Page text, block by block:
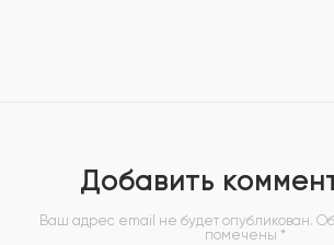
Добавить
Ваш адрес email не будет опубликован.
помечены *